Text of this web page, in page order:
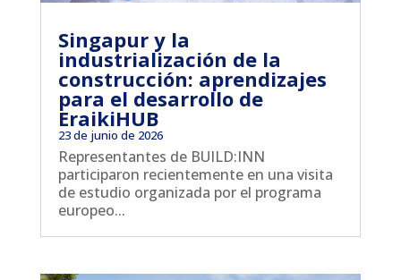
Singapur y la
industrialización de la
construcción: aprendizajes
para el desarrollo de
EraikiHUB
23 de junio de 2026
Representantes de BUILD:INN
participaron recientemente en una visita
de estudio organizada por el programa
europeo...